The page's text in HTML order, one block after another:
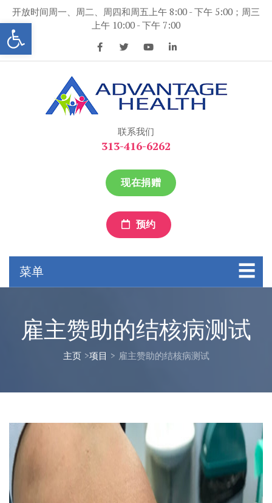
打开工具条
容
开放时间周一、周二、周四和周五上午 8:00 - 下午 5:00；周三
上午 10:00 - 下午 7:00
联系我们
313-416-6262
现在捐赠
预约
菜单
雇主赞助的结核病测试
主页 >项目 > 雇主赞助的结核病测试